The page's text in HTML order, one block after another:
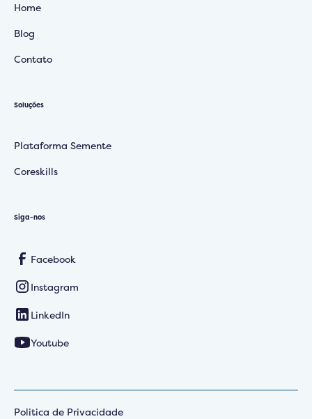
Home
Blog
Contato
Soluções
Plataforma Semente
Coreskills
Siga-nos
Facebook
Instagram
LinkedIn
Youtube
Politica de Privacidade